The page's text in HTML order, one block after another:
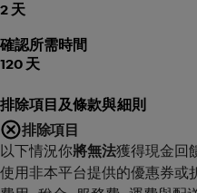
2 天
確認所需時間
120 天
排除項目及條款與細則
排除項目
以下情況你將無法獲得現金回
使用非本平台提供的優惠券或